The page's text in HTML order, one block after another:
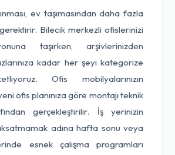
ev taşımasından daha fazla
Bilecik merkezli ofislerinizi
taşırken, arşivlerinizden
kadar her şeyi kategorize
Ofis mobilyalarınızın
ofis planınıza göre montajı teknik
gerçekleştirilir. İş yerinizin
adına hafta sonu veya
esnek çalışma programları